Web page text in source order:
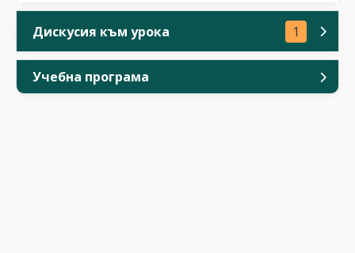
Дискусия към урока 1
Учебна програма